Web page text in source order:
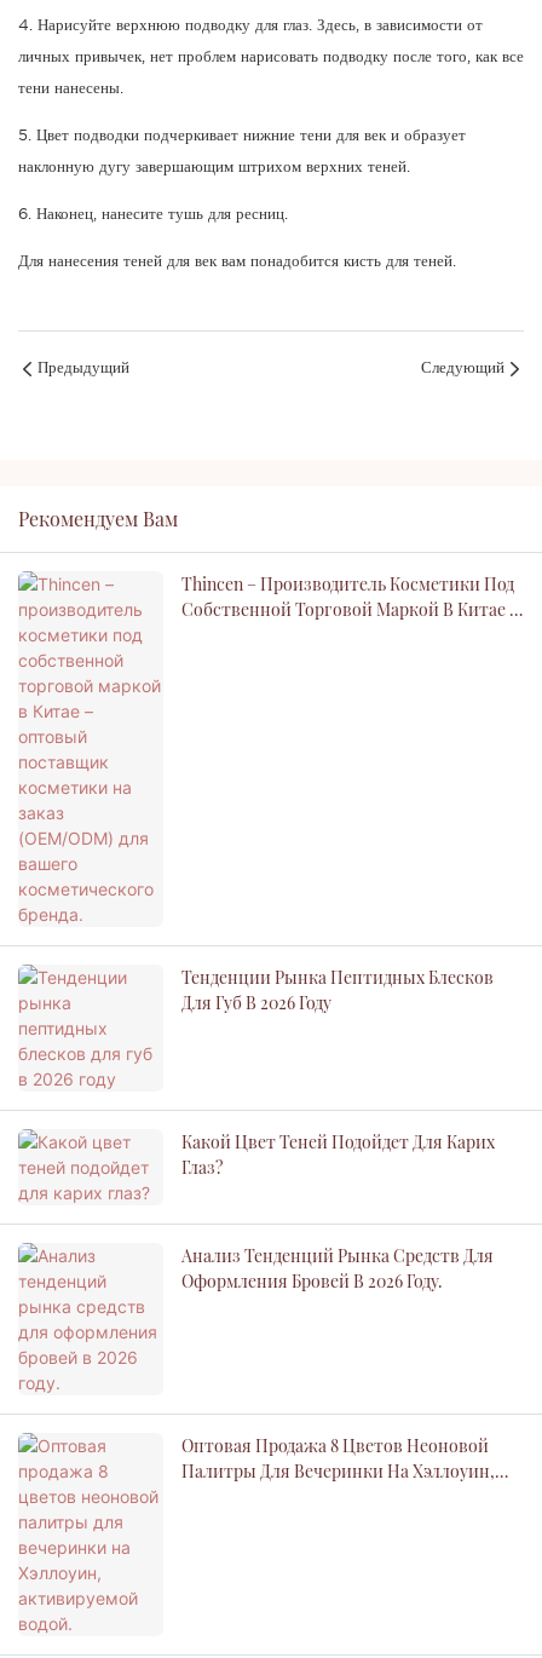
4. Нарисуйте верхнюю подводку для глаз. Здесь, в зависимости от
личных привычек, нет проблем нарисовать подводку после того, как все
тени нанесены.
5. Цвет подводки подчеркивает нижние тени для век и образует
наклонную дугу завершающим штрихом верхних теней.
6. Наконец, нанесите тушь для ресниц.
Для нанесения теней для век вам понадобится кисть для теней.
Предыдущий Следующий
Рекомендуем Вам
Thincen – Производитель Косметики Под
Собственной Торговой Маркой В ​​Китае –
Тенденции Рынка Пептидных Блесков
Для Губ В 2026 Году
Какой Цвет Теней Подойдет Для Карих
Глаз?
Анализ Тенденций Рынка Средств Для
Оформления Бровей В 2026 Году.
Оптовая Продажа 8 Цветов Неоновой
Палитры Для Вечеринки На Хэллоуин,